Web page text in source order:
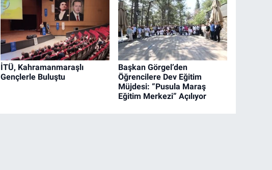
İTÜ, Kahramanmaraşlı
Gençlerle Buluştu
Başkan Görgel’den
Öğrencilere Dev Eğitim
Müjdesi: “Pusula Maraş
Eğitim Merkezi” Açılıyor